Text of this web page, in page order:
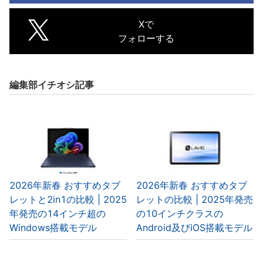
Xで
フォローする
編集部イチオシ記事
2026年新春 おすすめタブ
レットと2in1の比較 | 2025
年発売の14インチ超の
Windows搭載モデル
2026年新春 おすすめタブ
レットの比較 | 2025年発売
の10インチクラスの
Android及びiOS搭載モデル